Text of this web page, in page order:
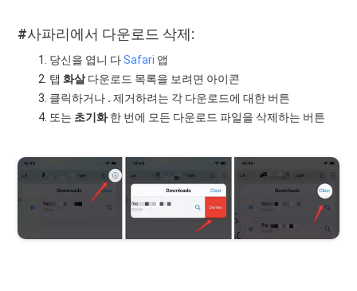
#사파리에서 다운로드 삭제:
당신을 엽니 다Safari 앱
탭화살다운로드 목록을 보려면 아이콘
클릭하거나 .제거하려는 각 다운로드에 대한 버튼
또는 초기화한 번에 모든 다운로드 파일을 삭제하는 버튼